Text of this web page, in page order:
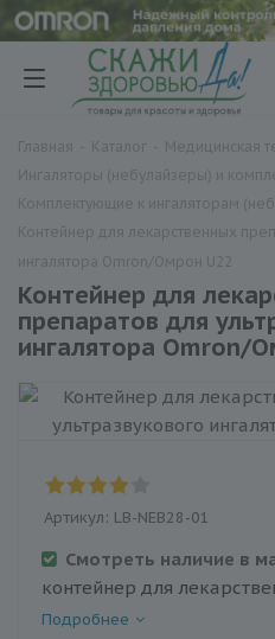
Контейнер для
препаратов для
ингалятора Omron/
Артикул: LB-NEB28-01
Смотреть наличие в
контейнер для
Подробнее